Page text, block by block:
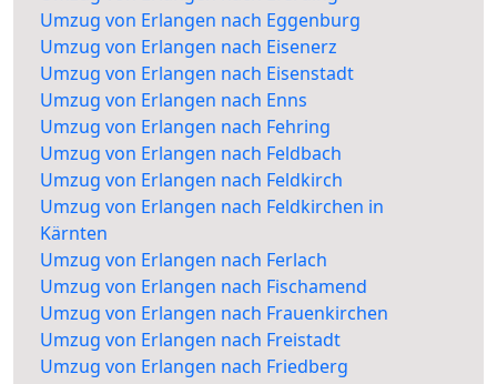
Umzug von Erlangen nach Eggenburg
Umzug von Erlangen nach Eisenerz
Umzug von Erlangen nach Eisenstadt
Umzug von Erlangen nach Enns
Umzug von Erlangen nach Fehring
Umzug von Erlangen nach Feldbach
Umzug von Erlangen nach Feldkirch
Umzug von Erlangen nach Feldkirchen in
Kärnten
Umzug von Erlangen nach Ferlach
Umzug von Erlangen nach Fischamend
Umzug von Erlangen nach Frauenkirchen
Umzug von Erlangen nach Freistadt
Umzug von Erlangen nach Friedberg